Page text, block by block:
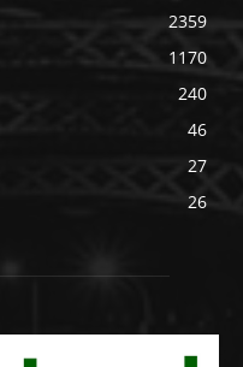
2359
1170
240
46
27
26